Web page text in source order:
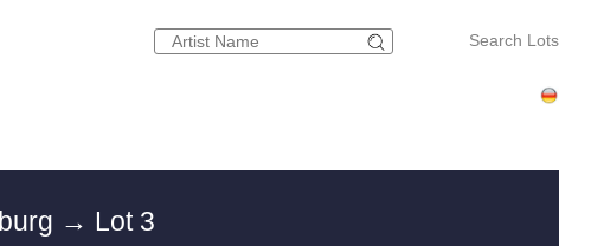
Search Lots
→ Lot 3